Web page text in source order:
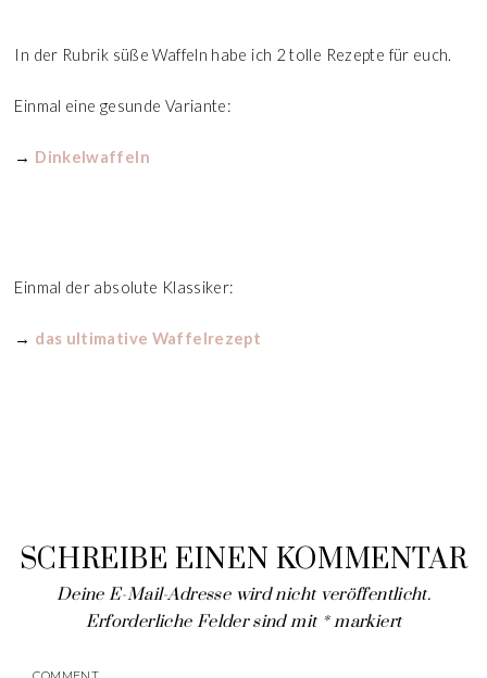
In der Rubrik süße Waffeln habe ich 2 tolle Rezepte für euch.
Einmal eine gesunde Variante:
→ Dinkelwaffeln
Einmal der absolute Klassiker:
→ das ultimative Waffelrezept
SCHREIBE EINEN KOMMENTAR
Deine E-Mail-Adresse wird nicht veröffentlicht.
Erforderliche Felder sind mit *markiert